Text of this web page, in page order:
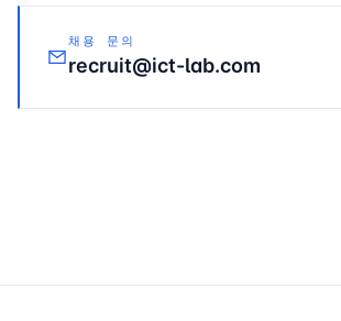
채용 문의
recruit@ict-lab.com